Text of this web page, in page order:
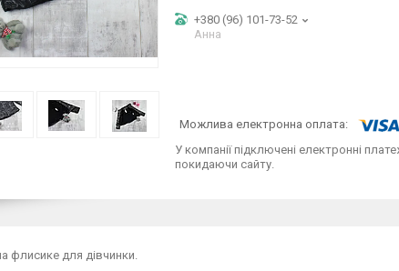
+380 (96) 101-73-52
Анна
У компанії підключені електронні
покидаючи сайту.
флисике для дівчинки.